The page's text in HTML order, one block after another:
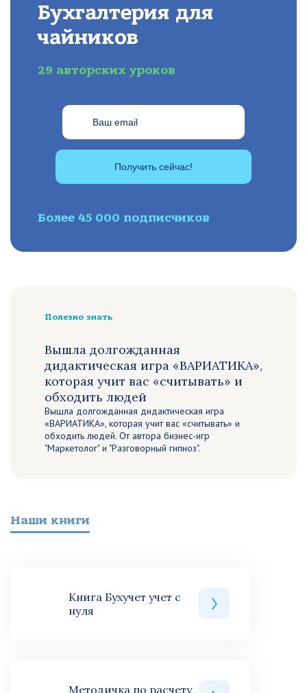
Бухгалтерия для
чайников
29 авторских уроков
Получить сейчас!
Более 45 000 подписчиков
Полезно знать
Вышла долгожданная
дидактическая игра «ВАРИАТИКА»,
которая учит вас «считывать» и
обходить людей
Вышла долгожданная дидактическая игра
«ВАРИАТИКА», которая учит вас «считывать» и
обходить людей. От автора бизнес-игр
"Маркетолог" и "Разговорный гипноз".
Наши книги
Книга Бухучет учет с
нуля
Методичка по расчету